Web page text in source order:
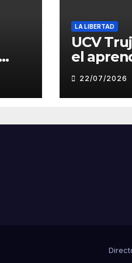
LA LIBERTAD
UCV
el
a través
Gemini
22/07/2026